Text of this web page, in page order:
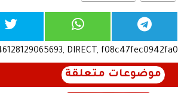
DIRECT, f08c47fec0942fa0
موضوعات متعلقة